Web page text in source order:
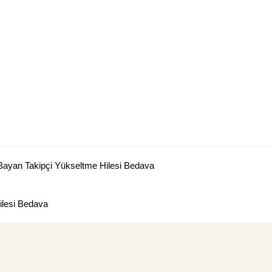
Takipçi Yükseltme Hilesi Bedava
Bedava